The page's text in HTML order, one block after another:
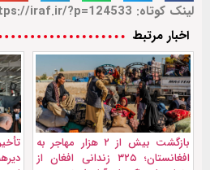
لینک کوتاه: https://iraf.ir/?p=124533
اخبار مرتبط
بازگشت بیش از ۲ هزار مهاجر به
افغانستان؛ ۳۲۵ زندانی افغان از